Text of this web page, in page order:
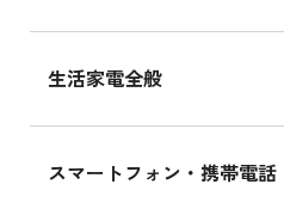
生活家電全般
スマートフォン・携帯電話